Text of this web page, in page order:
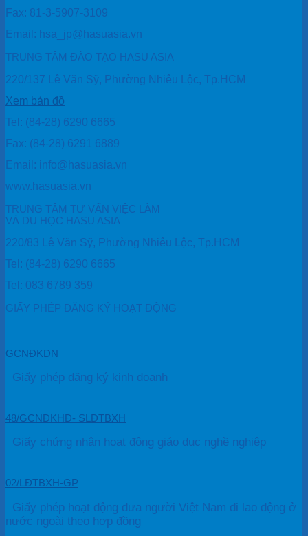
Fax: 81-3-5907-3109
Email: hsa_jp@hasuasia.vn
TRUNG TÂM ĐÀO TẠO HASU ASIA
220/137 Lê Văn Sỹ, Phường Nhiêu Lộc, Tp.HCM
Xem bản đồ
Tel: (84-28) 6290 6665
Fax: (84-28) 6291 6889
Email: info@hasuasia.vn
www.hasuasia.vn
TRUNG TÂM TƯ VẤN VIỆC LÀM
VÀ DU HỌC HASU ASIA
220/83 Lê Văn Sỹ, Phường Nhiêu Lộc, Tp.HCM
Tel: (84-28) 6290 6665
Tel: 083 6789 359
GIẤY PHÉP ĐĂNG KÝ HOẠT ĐỘNG
GCNĐKDN
Giấy phép đăng ký kinh doanh
48/GCNĐKHĐ- SLĐTBXH
Giấy chứng nhận hoạt động giáo dục nghề nghiệp
02/LĐTBXH-GP
Giấy phép hoạt động đưa người Việt Nam đi lao động ở
nước ngoài theo hợp đồng